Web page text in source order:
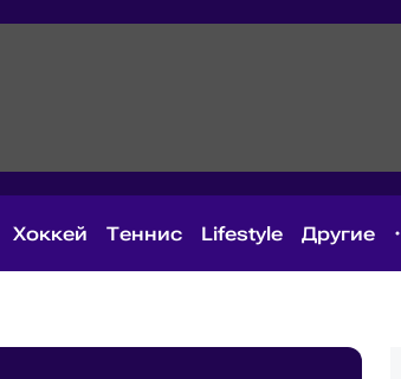
Хоккей Теннис Lifestyle Другие